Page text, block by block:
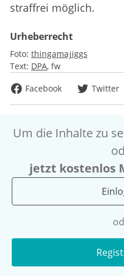
straffrei möglich.
Urheberrecht
Foto: thingamajiggs
Text: DPA fw
Facebook
Twitter
Um die Inhalte zu
jetzt kostenlos